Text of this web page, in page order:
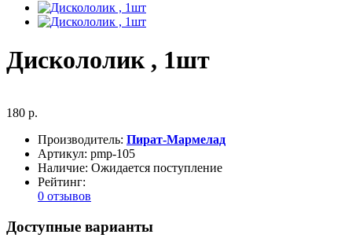
Дискололик , 1шт
180 р.
Производитель: Пират-Мармелад
Артикул: pmp-105
Наличие: Ожидается поступление
Рейтинг:
0 отзывов
Доступные варианты